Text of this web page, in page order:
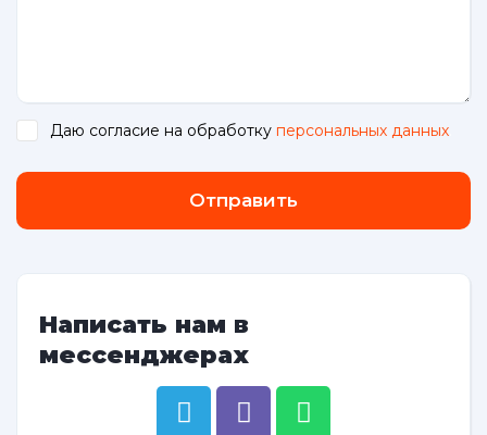
Даю согласие на обработку персональных данных
Отправить
Написать нам в
мессенджерах